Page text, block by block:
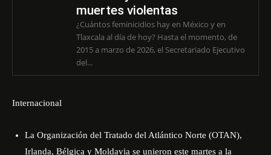
muertes violentas
¿Cuántos feminicidios hay en México y en
Tlaxcala al día de hoy? Hasta el momento, de
2015 a marzo de 2026, el Secretariado Ejecutivo
del...
Internacional
La Organización del Tratado del Atlántico Norte (OTAN),
Irlanda, Bélgica y Moldavia se unieron este martes a la